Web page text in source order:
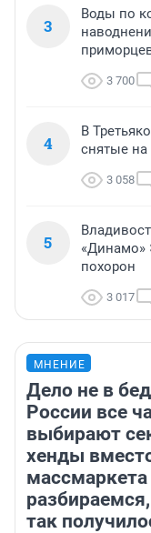
3
Воды по
3 700
4
В
снятые
3 058
5
«Динамо»
похорон
3 017
МНЕНИЕ
Дело не в
России все
выбирают
хенды
так